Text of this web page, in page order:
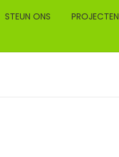
STEUN ONS PROJECTEN